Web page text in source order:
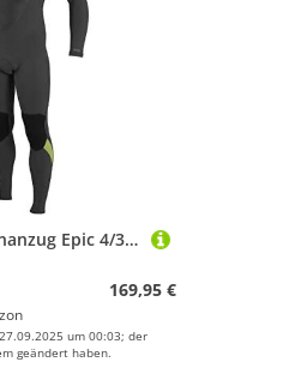
O'Neill Neoprenanzug Epic 4/3 Back Zip Full Black/Gunmetal/Dayglo 2XL
169,95 €
um 00:03; der
geändert haben.